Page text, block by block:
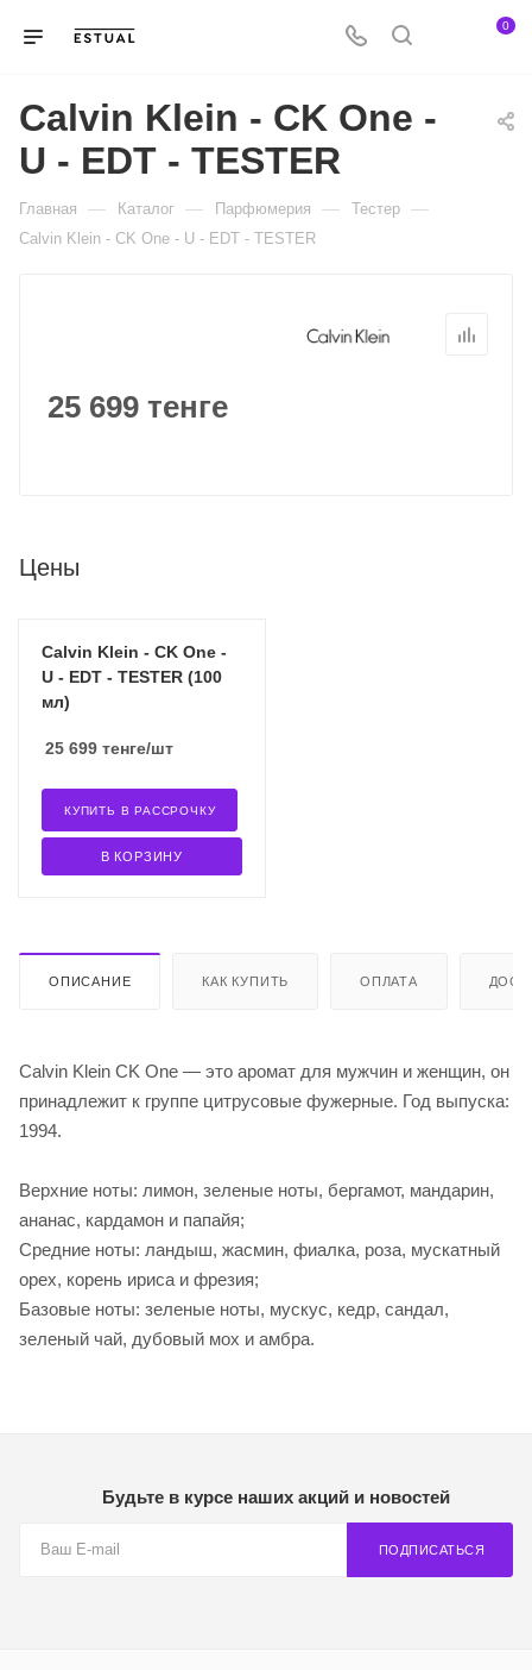
0
Calvin Klein - CK One -
U - EDT - TESTER
Главная — Каталог — Парфюмерия — Тестер —
Calvin Klein - CK One - U - EDT - TESTER
25 699 тенге
Цены
Calvin Klein - CK One -
U - EDT - TESTER (100
мл)
25 699 тенге/шт
В КОРЗИНУ
КУПИТЬ В РАССРОЧКУ
ОПИСАНИЕ КАК КУПИТЬ ОПЛАТА
Calvin Klein CK One — это аромат для мужчин и женщин, он
принадлежит к группе цитрусовые фужерные. Год выпуска:
1994.
Верхние ноты: лимон, зеленые ноты, бергамот, мандарин,
ананас, кардамон и папайя;
Средние ноты: ландыш, жасмин, фиалка, роза, мускатный
орех, корень ириса и фрезия;
Базовые ноты: зеленые ноты, мускус, кедр, сандал,
зеленый чай, дубовый мох и амбра.
Будьте в курсе наших акций и новостей
ПОДПИСАТЬСЯ